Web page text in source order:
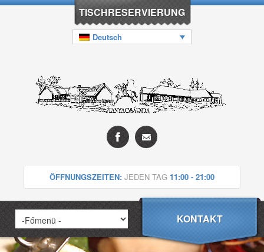
TISCHRESERVIERUNG
Deutsch
ÖFFNUNGSZEITEN: JEDEN TAG 11:00 - 21:00
KONTAKT